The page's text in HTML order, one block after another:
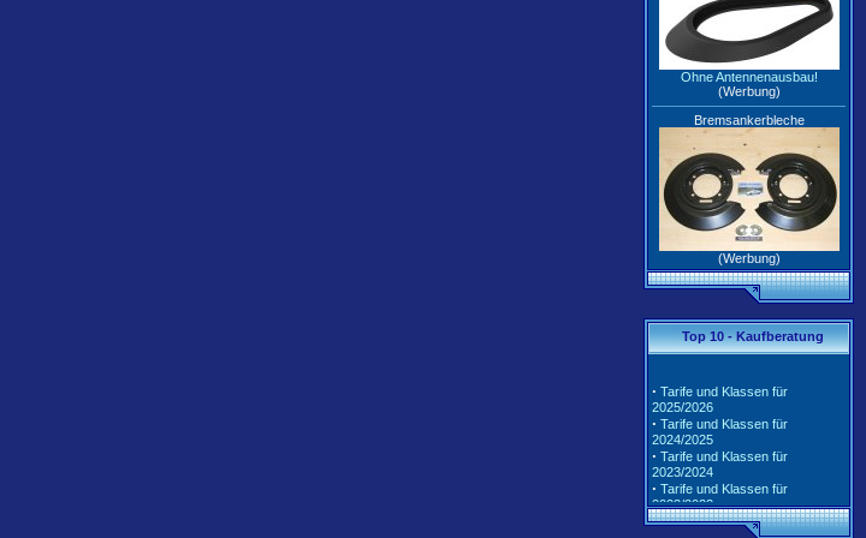
Ohne Antennenausbau!
(Werbung)
Bremsankerbleche
(Werbung)
Top 10 - Kaufberatung
2025/2026
· Tarife und Klassen für
2024/2025
· Tarife und Klassen für
2023/2024
· Tarife und Klassen für
2022/2023
· Tarife und Klassen für
2021/2022